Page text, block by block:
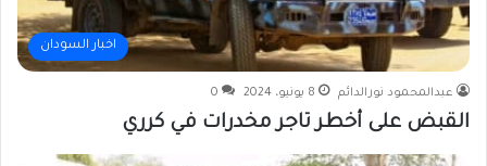
اخبار السودان
عبدالمحمود نورالدائم 8 يونيو، 2024 0
القبض على أخطر تاجر مخدرات في كرري